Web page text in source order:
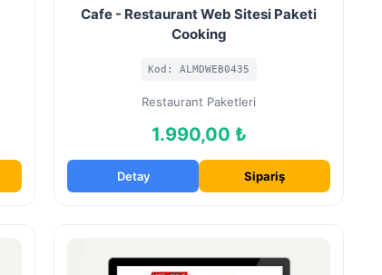
Cafe - Restaurant Web Sitesi Paketi
Cooking
Kod: ALMDWEB0435
Restaurant Paketleri
1.990,00 ₺
Detay Sipariş